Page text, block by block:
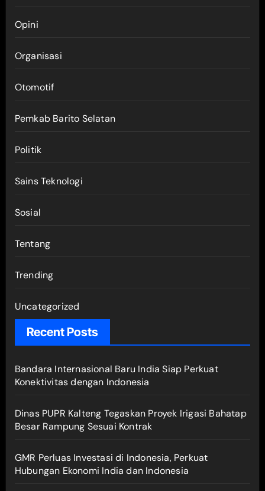
Opini
Organisasi
Otomotif
Pemkab Barito Selatan
Politik
Sains Teknologi
Sosial
Tentang
Trending
Uncategorized
Recent Posts
Bandara Internasional Baru India Siap Perkuat
Konektivitas dengan Indonesia
Dinas PUPR Kalteng Tegaskan Proyek Irigasi Bahatap
Besar Rampung Sesuai Kontrak
GMR Perluas Investasi di Indonesia, Perkuat
Hubungan Ekonomi India dan Indonesia